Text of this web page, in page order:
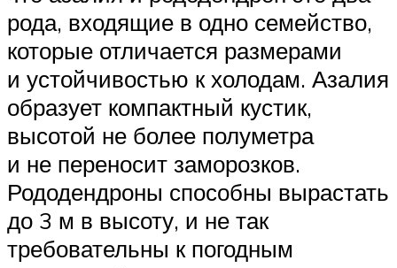
рода, входящие в одно семейство,
которые отличается размерами
и устойчивостью к холодам. Азалия
образует компактный кустик,
высотой не более полуметра
и не переносит заморозков.
Рододендроны способны вырастать
до 3 м в высоту, и не так
требовательны к погодным